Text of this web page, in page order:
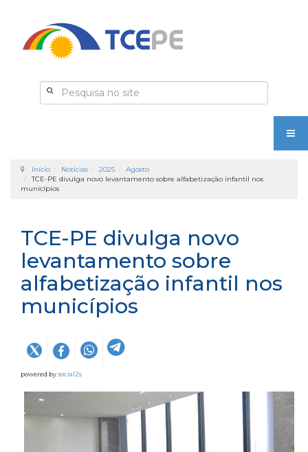
Início Notícias 2025
Agosto
TCE-PE divulga novo levantamento sobre alfabetização infantil nos
municípios
TCE-PE divulga novo
levantamento sobre
alfabetização infantil nos
municípios
powered bysocial2s